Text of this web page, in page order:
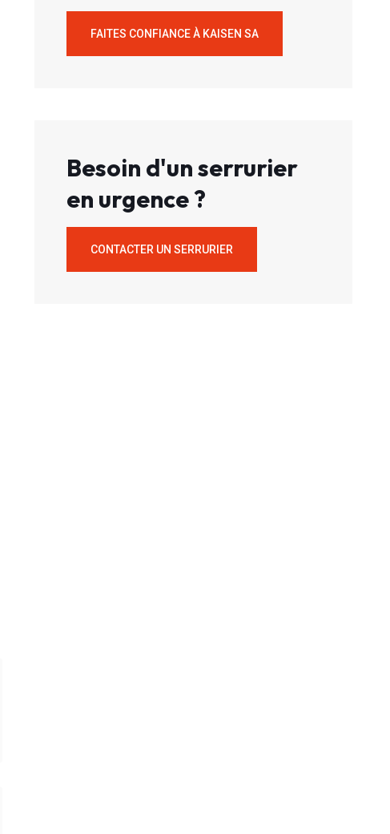
FAITES CONFIANCE À KAISEN SA
Besoin d'un serrurier
en urgence ?
CONTACTER UN SERRURIER